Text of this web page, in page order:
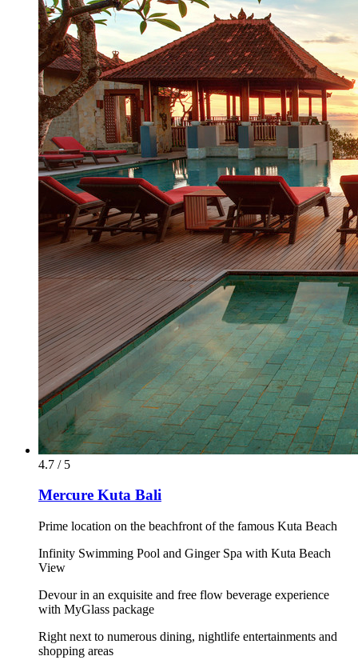
4.7 / 5
Mercure Kuta Bali
Prime location on the beachfront of the famous Kuta Beach
Infinity Swimming Pool and Ginger Spa with Kuta Beach
View
Devour in an exquisite and free flow beverage experience
with MyGlass package
Right next to numerous dining, nightlife entertainments and
shopping areas